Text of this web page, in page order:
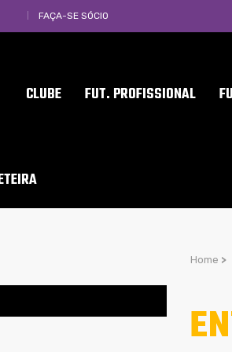
FAÇA-SE SÓCIO
CLUBE FUT. PROFISSIONAL
Home >